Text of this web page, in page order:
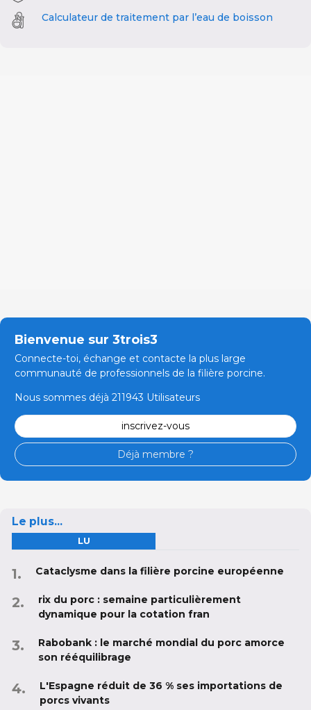
Calculateur de traitement par l’eau de boisson
Bienvenue sur 3trois3
Connecte-toi, échange et contacte la plus large
communauté de professionnels de la filière porcine.
Nous sommes déjà 211943 Utilisateurs
inscrivez-vous
Déjà membre ?
Le plus...
LU
Cataclysme dans la filière porcine européenne
rix du porc : semaine particulièrement
dynamique pour la cotation fran
Rabobank : le marché mondial du porc amorce
son rééquilibrage
L'Espagne réduit de 36 % ses importations de
porcs vivants